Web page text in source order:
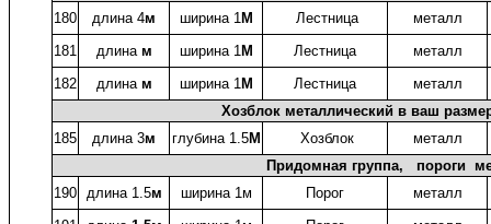
180
длина 4м ширина 1М Лестница
металл
181
длина м ширина 1М Лестница
металл
182
длина м ширина 1М Лестница
металл
Хозблок металлический в ваш
185
длина 3м глубина 1.5М Хозблок
металл
Придомная группа, пороги
190 длина 1.5м ширина 1м Порог
металл